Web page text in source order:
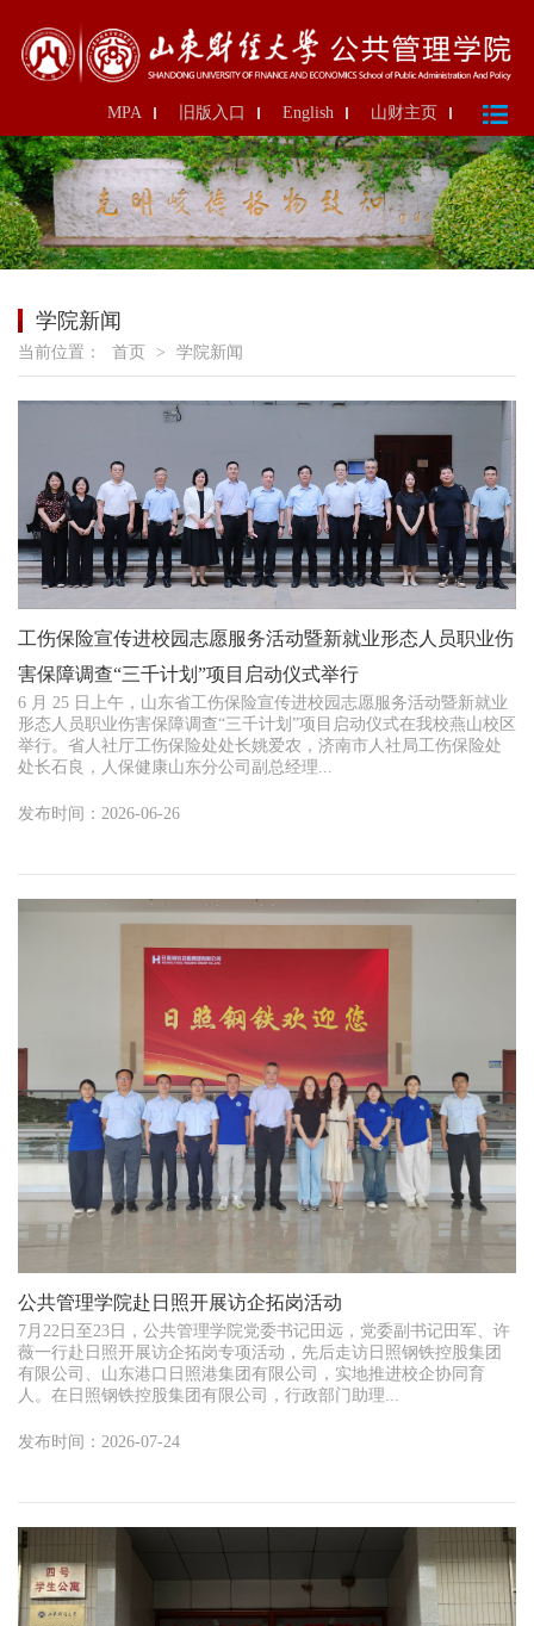
山财主页
English
旧版入口
MPA
学院新闻
当前位置： 首页 > 学院新闻
工伤保险宣传进校园志愿服务活动暨新就业形态人员职业伤
害保障调查“三千计划”项目启动仪式举行
6 月 25 日上午，山东省工伤保险宣传进校园志愿服务活动暨新就业
形态人员职业伤害保障调查“三千计划”项目启动仪式在我校燕山校区
举行。省人社厅工伤保险处处长姚爱农，济南市人社局工伤保险处
处长石良，人保健康山东分公司副总经理...
发布时间：2026-06-26
公共管理学院赴日照开展访企拓岗活动
7月22日至23日，公共管理学院党委书记田远，党委副书记田军、许
薇一行赴日照开展访企拓岗专项活动，先后走访日照钢铁控股集团
有限公司、山东港口日照港集团有限公司，实地推进校企协同育
人。在日照钢铁控股集团有限公司，行政部门助理...
发布时间：2026-07-24